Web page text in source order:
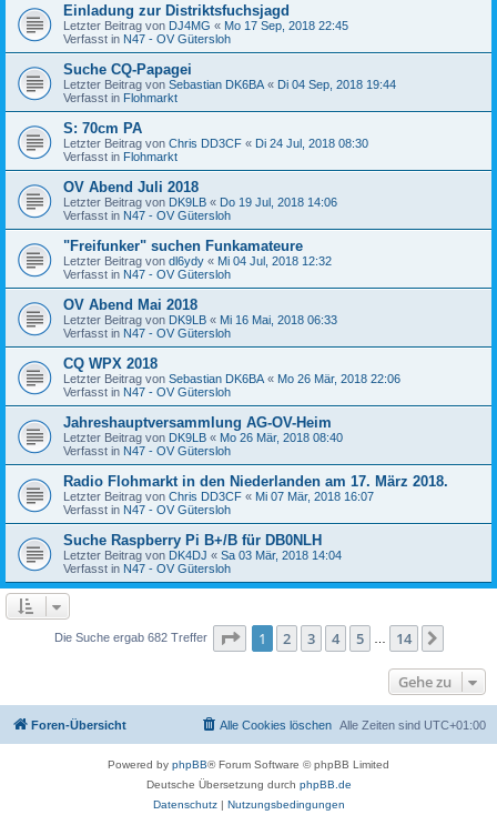
Einladung zur Distriktsfuchsjagd
Letzter Beitrag von DJ4MG « Mo 17 Sep, 2018 22:45
Verfasst in N47 - OV Gütersloh
Suche CQ-Papagei
Letzter Beitrag von Sebastian DK6BA « Di 04 Sep, 2018 19:44
Verfasst in Flohmarkt
S: 70cm PA
Letzter Beitrag von Chris DD3CF « Di 24 Jul, 2018 08:30
Verfasst in Flohmarkt
OV Abend Juli 2018
Letzter Beitrag von DK9LB « Do 19 Jul, 2018 14:06
Verfasst in N47 - OV Gütersloh
"Freifunker" suchen Funkamateure
Letzter Beitrag von dl6ydy « Mi 04 Jul, 2018 12:32
Verfasst in N47 - OV Gütersloh
OV Abend Mai 2018
Letzter Beitrag von DK9LB « Mi 16 Mai, 2018 06:33
Verfasst in N47 - OV Gütersloh
CQ WPX 2018
Letzter Beitrag von Sebastian DK6BA « Mo 26 Mär, 2018 22:06
Verfasst in N47 - OV Gütersloh
Jahreshauptversammlung AG-OV-Heim
Letzter Beitrag von DK9LB « Mo 26 Mär, 2018 08:40
Verfasst in N47 - OV Gütersloh
Radio Flohmarkt in den Niederlanden am 17. März 2018.
Letzter Beitrag von Chris DD3CF « Mi 07 Mär, 2018 16:07
Verfasst in N47 - OV Gütersloh
Suche Raspberry Pi B+/B für DB0NLH
Letzter Beitrag von DK4DJ « Sa 03 Mär, 2018 14:04
Verfasst in N47 - OV Gütersloh
Die Suche ergab 682 Treffer Seite 1von 14
1 2 3 4 5 14
Gehe zu
Foren-Übersicht Alle Zeiten sind UTC+01:00
Alle Cookies löschen
Powered by phpBB® Forum Software © phpBB Limited
Deutsche Übersetzung durch phpBB.de
Datenschutz| Nutzungsbedingungen